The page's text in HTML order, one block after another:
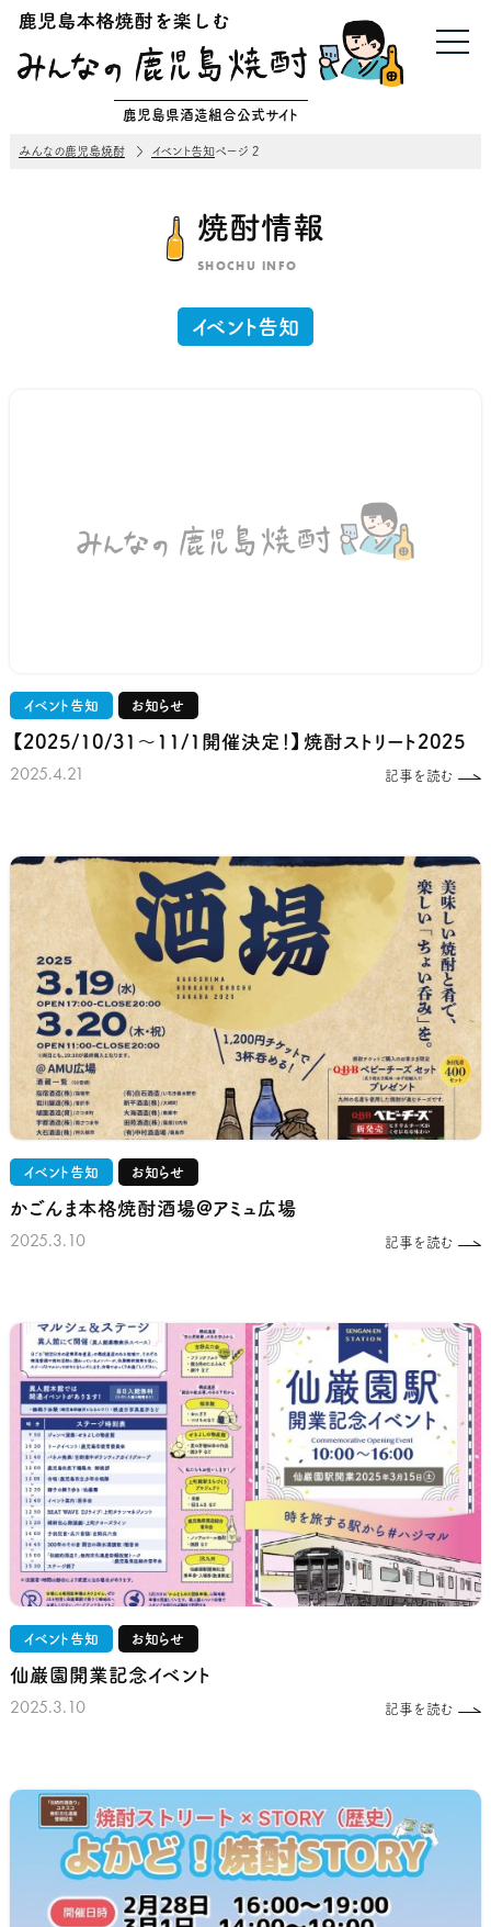
鹿児島県酒造組合公式サイト
みんなの鹿児島焼酎 イベント告知ページ 2
焼酎情報
SHOCHU INFO
イベント告知
イベント告知 お知らせ
【2025/10/31～11/1開催決定！】焼酎ストリート2025
2025.4.21 記事を読む
イベント告知 お知らせ
かごんま本格焼酎酒場@アミュ広場
2025.3.10 記事を読む
イベント告知 お知らせ
仙巌園開業記念イベント
2025.3.10 記事を読む